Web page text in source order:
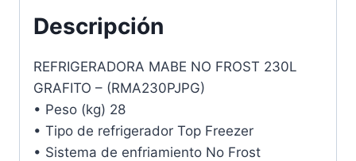
Descripción
REFRIGERADORA MABE NO FROST 230L
GRAFITO – (RMA230PJPG)
• Peso (kg) 28
• Tipo de refrigerador Top Freezer
• Sistema de enfriamiento No Frost